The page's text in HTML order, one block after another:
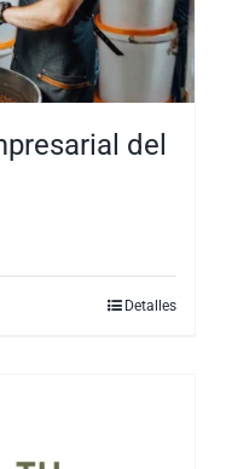
del
Detalles